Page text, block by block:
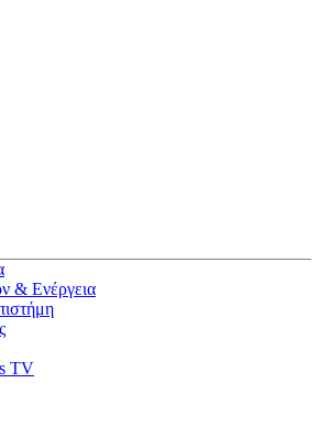
& Ενέργεια
TV